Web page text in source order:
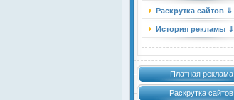
Раскрутка сайтов ⇓
История рекламы ⇓
Платная реклама
Раскрутка сайтов